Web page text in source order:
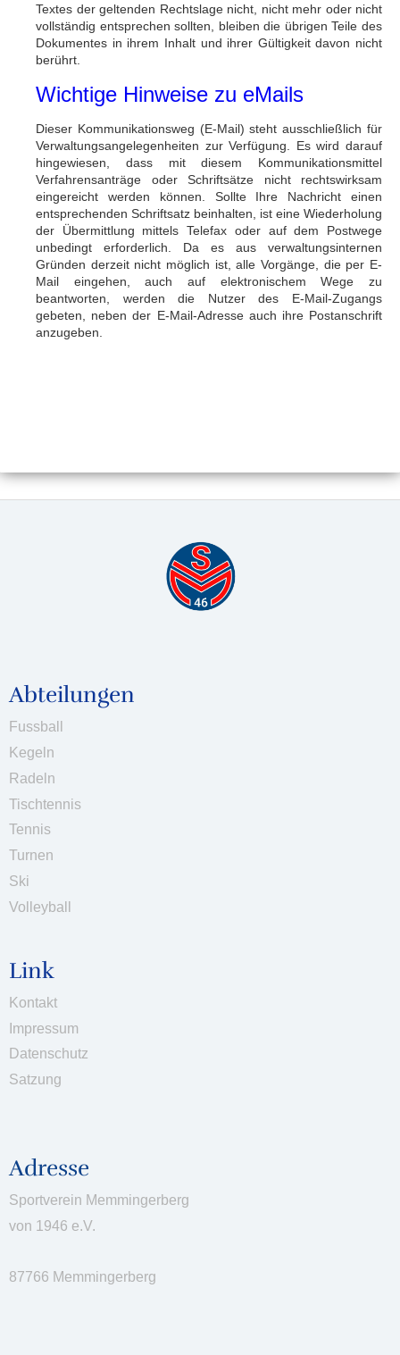
Textes der geltenden Rechtslage nicht, nicht mehr oder nicht
vollständig entsprechen sollten, bleiben die übrigen Teile des
Dokumentes in ihrem Inhalt und ihrer Gültigkeit davon nicht
berührt.
Wichtige Hinweise zu eMails
Dieser Kommunikationsweg (E-Mail) steht ausschließlich für
Verwaltungsangelegenheiten zur Verfügung. Es wird darauf
hingewiesen, dass mit diesem Kommunikationsmittel
Verfahrensanträge oder Schriftsätze nicht rechtswirksam
eingereicht werden können. Sollte Ihre Nachricht einen
entsprechenden Schriftsatz beinhalten, ist eine Wiederholung
der Übermittlung mittels Telefax oder auf dem Postwege
unbedingt erforderlich. Da es aus verwaltungsinternen
Gründen derzeit nicht möglich ist, alle Vorgänge, die per E-
Mail eingehen, auch auf elektronischem Wege zu
beantworten, werden die Nutzer des E-Mail-Zugangs
gebeten, neben der E-Mail-Adresse auch ihre Postanschrift
anzugeben.
Abteilungen
Fussball
Kegeln
Radeln
Tischtennis
Tennis
Turnen
Ski
Volleyball
Link
Kontakt
Impressum
Datenschutz
Satzung
Adresse
Sportverein Memmingerberg
von 1946 e.V.
87766 Memmingerberg